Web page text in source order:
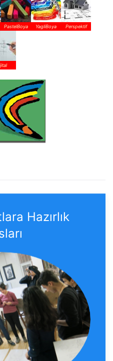
PastelBoya YagliBoya Perspektif
Hazırlık